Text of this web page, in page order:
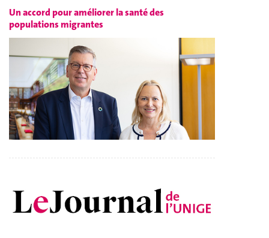
Un accord pour améliorer la santé des
populations migrantes